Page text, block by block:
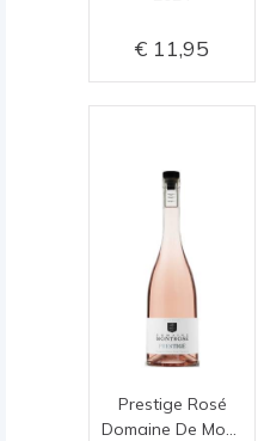
11,95
Prestige Rosé